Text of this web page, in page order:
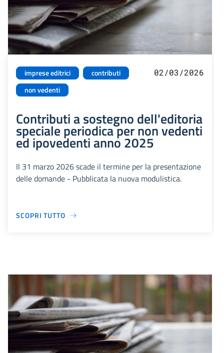
imprese editrici
contributi
non vedenti
02/03/2026
Contributi a sostegno dell'editoria
speciale periodica per non vedenti
ed ipovedenti anno 2025
Il 31 marzo 2026 scade il termine per la presentazione
delle domande - Pubblicata la nuova modulistica.
SCOPRI TUTTO